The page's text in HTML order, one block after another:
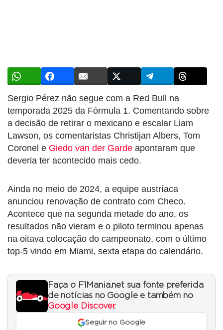
Sergio Pérez não segue com a Red Bull na
temporada 2025 da Fórmula 1. Comentando sobre
a decisão de retirar o mexicano e escalar Liam
Lawson, os comentaristas Christijan Albers, Tom
Coronel e Giedo van der Garde apontaram que
deveria ter acontecido mais cedo.
Ainda no meio de 2024, a equipe austríaca
anunciou renovação de contrato com Checo.
Acontece que na segunda metade do ano, os
resultados não vieram e o piloto terminou apenas
na oitava colocação do campeonato, com o último
top-5 vindo em Miami, sexta etapa do calendário.
Faça o F1Mania.net sua fonte preferida
de notícias no Google e também no
Google Discover.
Seguir no Google